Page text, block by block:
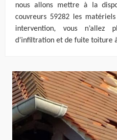
nous allons mettre à la
couvreurs 59282 les
intervention, vous n’allez
d’infiltration et de fuite toiture